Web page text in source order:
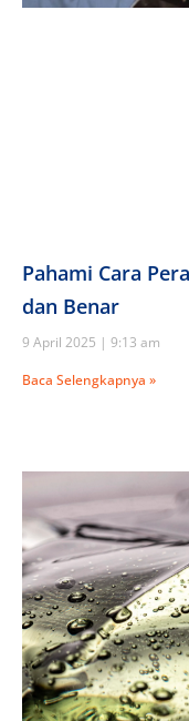
Pahami Cara
dan Benar
9 April 2025
9:13 am
Baca Selengkapnya »